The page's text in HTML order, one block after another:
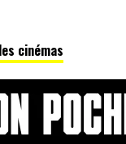
cinémas